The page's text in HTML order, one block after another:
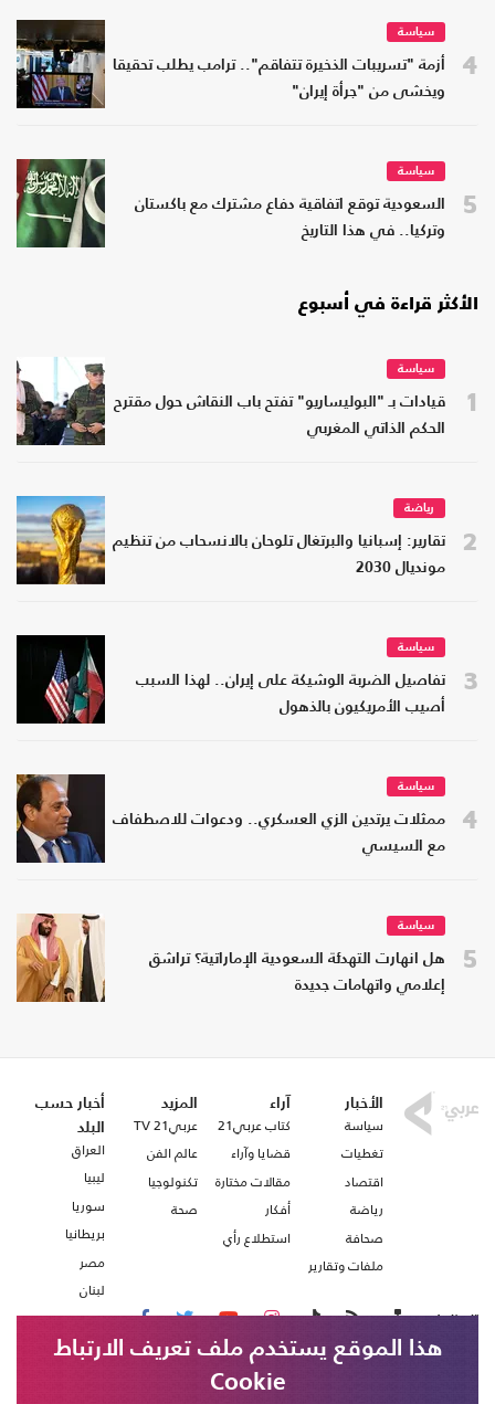
4
سياسة
أزمة "تسريبات الذخيرة تتفاقم".. ترامب يطلب تحقيقا
ويخشى من "جرأة إيران"
5
سياسة
السعودية توقع اتفاقية دفاع مشترك مع باكستان
وتركيا.. في هذا التاريخ
الأكثر قراءة في أسبوع
1
سياسة
قيادات بـ "البوليساريو" تفتح باب النقاش حول مقترح
الحكم الذاتي المغربي
2
رياضة
تقارير: إسبانيا والبرتغال تلوحان بالانسحاب من تنظيم
مونديال 2030
3
سياسة
تفاصيل الضربة الوشيكة على إيران.. لهذا السبب
أصيب الأمريكيون بالذهول
4
سياسة
ممثلات يرتدين الزي العسكري.. ودعوات للاصطفاف
مع السيسي
5
سياسة
هل انهارت التهدئة السعودية الإماراتية؟ تراشق
إعلامي واتهامات جديدة
الأخبار
سياسة
تغطيات
اقتصاد
رياضة
صحافة
ملفات وتقارير
آراء
كتاب عربي21
قضايا وآراء
مقالات مختارة
أفكار
استطلاع رأي
المزيد
عربي21 TV
عالم الفن
تكنولوجيا
صحة
أخبار حسب
البلد
العراق
ليبيا
سوريا
بريطانيا
مصر
لبنان
تابعنا على
هذا الموقع يستخدم ملف تعريف الارتباط
Cookie